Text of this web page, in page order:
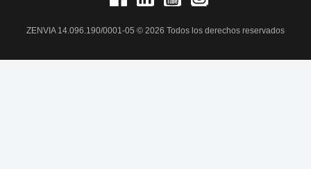
ZENVIA 14.096.190/0001-05 © 2026 Todos los derechos reservados